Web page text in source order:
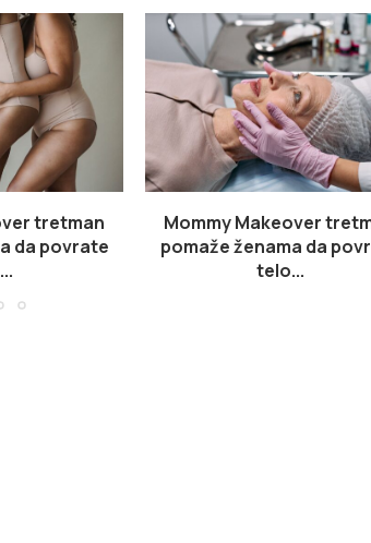
tretman
da povrate
Mommy Makeover
pomaže ženama da
telo...